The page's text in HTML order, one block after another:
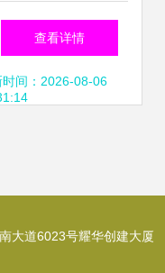
动乌镇经济开启新
模式
查看详情
时间：2026-08-06
大道6023号耀华创建大厦